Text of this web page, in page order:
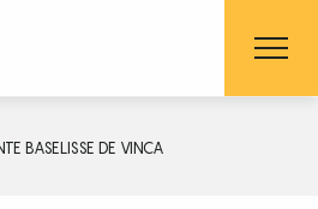
BASELISSE DE VINCA